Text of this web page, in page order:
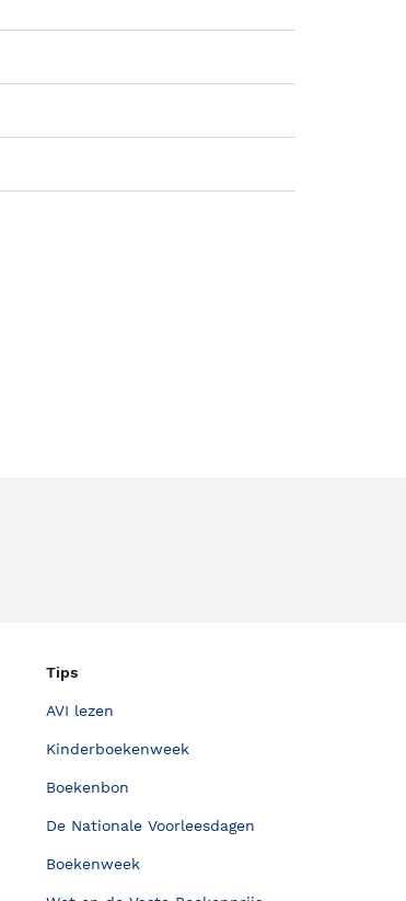
Tips
AVI lezen
Kinderboekenweek
Boekenbon
De Nationale Voorleesdagen
Boekenweek